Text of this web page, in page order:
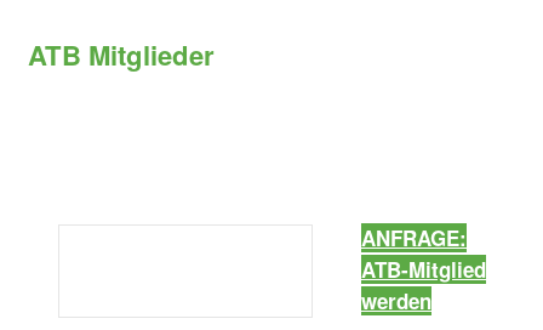
ATB Mitglieder
ANFRAGE:
ATB-Mitglied
werden